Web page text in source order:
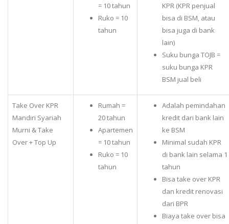
= 10 tahun
Ruko = 10
tahun
KPR (KPR penjual
bisa di BSM, atau
bisa juga di bank
lain)
Suku bunga TOJB =
suku bunga KPR
BSM jual beli
Take Over KPR
Mandiri Syariah
Murni & Take
Over + Top Up
Rumah =
20 tahun
Apartemen
= 10 tahun
Ruko = 10
tahun
Adalah pemindahan
kredit dari bank lain
ke BSM
Minimal sudah KPR
di bank lain selama 1
tahun
Bisa take over KPR
dan kredit renovasi
dari BPR
Biaya take over bisa